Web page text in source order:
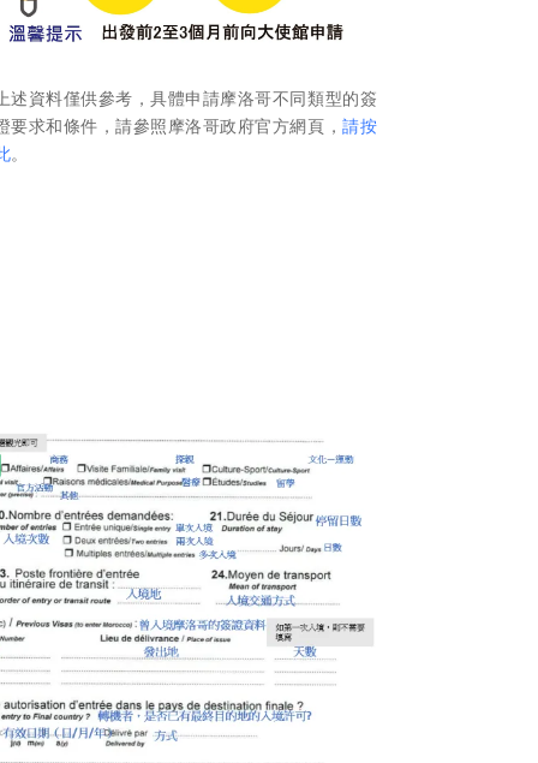
上述資料僅供參考，具體申請摩洛哥不同類型的簽
要求和條件，請參照摩洛哥政府官方網頁，請按
。